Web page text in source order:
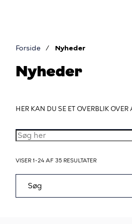
Forside Nyheder
Nyheder
HER KAN DU SE ET OVERBLIK OVER
SØG
VISER 1-24 AF 35 RESULTATER
Søg